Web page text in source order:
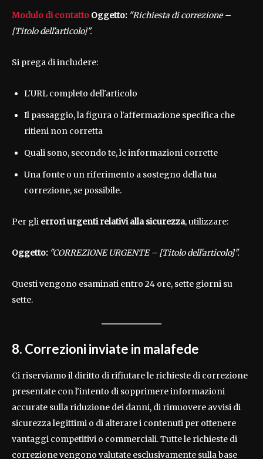
Modulo di contatto Oggetto: "Richiesta di correzione –
[Titolo dell'articolo]".
Si prega di includere:
L'URL completo dell'articolo
Il passaggio, la figura o l'affermazione specifica che
ritieni non corretta
Quali sono, secondo te, le informazioni corrette
Una fonte o un riferimento a sostegno della tua
correzione, se possibile.
Per gli errori urgenti relativi alla sicurezza, utilizzare:
Oggetto: "CORREZIONE URGENTE – [Titolo dell'articolo]".
Questi vengono esaminati entro 24 ore, sette giorni su
sette.
8. Correzioni inviate in malafede
Ci riserviamo il diritto di rifiutare le richieste di correzione
presentate con l'intento di sopprimere informazioni
accurate sulla riduzione dei danni, di rimuovere avvisi di
sicurezza legittimi o di alterare i contenuti per ottenere
vantaggi competitivi o commerciali. Tutte le richieste di
correzione vengono valutate esclusivamente sulla base